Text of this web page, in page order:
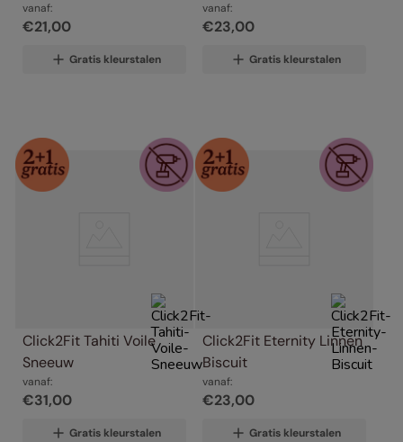
vanaf:
€21,00
Gratis kleurstalen
vanaf:
€23,00
Gratis kleurstalen
Click2Fit Tahiti Voile
Sneeuw
vanaf:
€31,00
Gratis kleurstalen
Click2Fit Eternity Linnen
Biscuit
vanaf:
€23,00
Gratis kleurstalen